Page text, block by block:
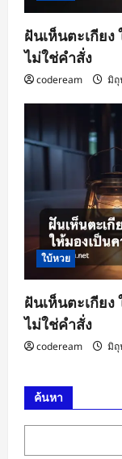
ฝันเห็นตะเกียง
ไม่ใช่คำสั่ง
codeream มิถุ
ใบ้หวย
ฝันเห็นตะเกียง
ไม่ใช่คำสั่ง
codeream มิถุ
ค้นหา